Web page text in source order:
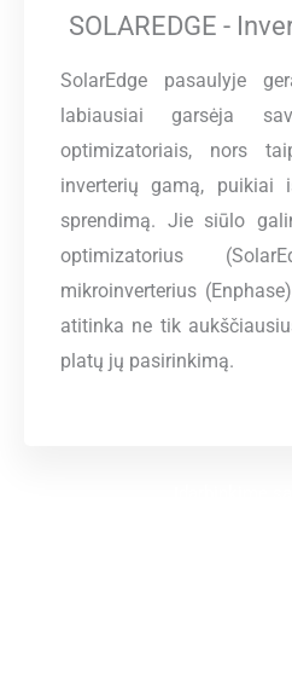
SOLAREDGE -
SolarEdge pasaulyje
labiausiai garsėja
optimizatoriais, nors
inverterių gamą, puikiai
sprendimą. Jie siūlo
optimizatorius
mikroinverterius
atitinka ne tik
platų jų pasirinkimą.